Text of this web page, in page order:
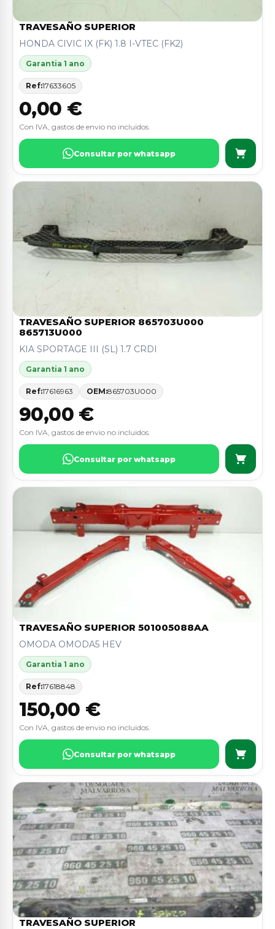
TRAVESAÑO SUPERIOR
HONDA CIVIC IX (FK) 1.8 I-VTEC (FK2)
Garantia 1 ano
Ref:17633605
0,00 €
Con IVA, gastos de envio no incluidos.
Consultar por whatsapp
TRAVESAÑO SUPERIOR 865703U000
865713U000
KIA SPORTAGE III (SL) 1.7 CRDI
Garantia 1 ano
Ref:17616963 OEM:865703U000
90,00 €
Con IVA, gastos de envio no incluidos.
Consultar por whatsapp
TRAVESAÑO SUPERIOR 501005088AA
OMODA OMODA5 HEV
Garantia 1 ano
Ref:17618848
150,00 €
Con IVA, gastos de envio no incluidos.
Consultar por whatsapp
TRAVESAÑO SUPERIOR